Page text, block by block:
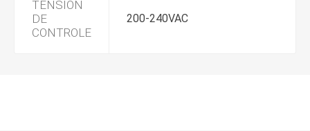
TENSION
DE
CONTROLE
200-240VAC